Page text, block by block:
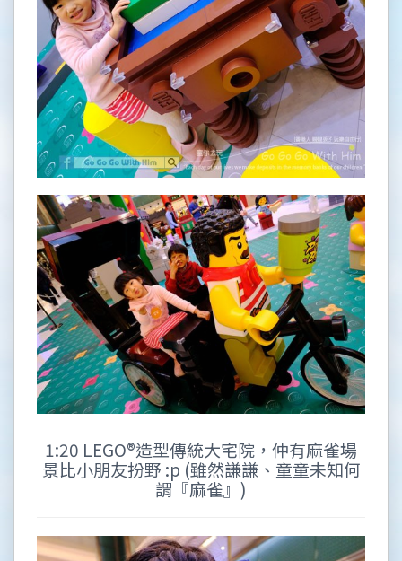
1:20 LEGO®造型傳統大宅院，仲有麻雀場
景比小朋友扮野 :p (雖然謙謙、童童未知何
謂『麻雀』)